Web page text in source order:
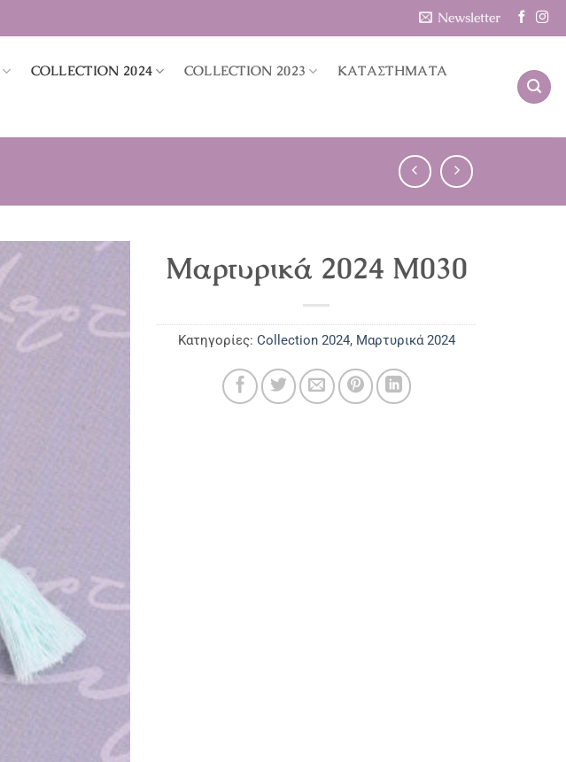
Newsletter
COLLECTION 2024 COLLECTION 2023
ΚΑΤΑΣΤΗΜΑΤΑ
Μαρτυρικά 2024 M030
Κατηγορίες: Collection 2024, Μαρτυρικά 2024